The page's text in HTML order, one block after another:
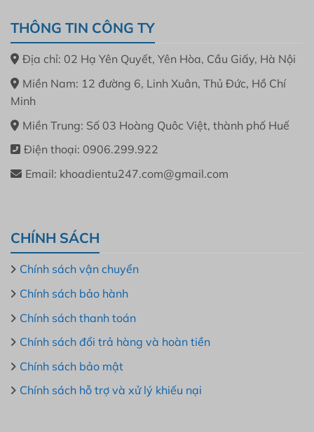
THÔNG TIN CÔNG TY
Địa chỉ: 02 Hạ Yên Quyết, Yên Hòa, Cầu Giấy, Hà Nội
Miền Nam: 12 đường 6, Linh Xuân, Thủ Đức, Hồ Chí
Minh
Miền Trung: Số 03 Hoàng Quôc Việt, thành phố Huế
Điện thoại: 0906.299.922
Email: khoadientu247.com@gmail.com
CHÍNH SÁCH
Chính sách vận chuyển
Chính sách bảo hành
Chính sách thanh toán
Chính sách đổi trả hàng và hoàn tiền
Chính sách bảo mật
Chính sách hỗ trợ và xử lý khiếu nại